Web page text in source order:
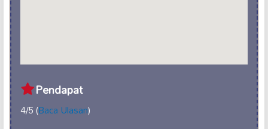
Pendapat
4/5 (Baca Ulasan)